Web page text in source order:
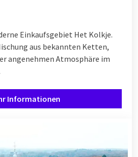
Einkaufsgebiet Het Kolkje.
aus bekannten Ketten,
angenehmen Atmosphäre im
Informationen